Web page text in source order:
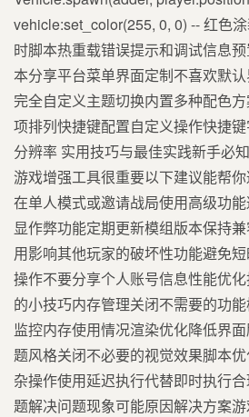
vehicle:set_color(255, 0, 0) -- 红色
时脚本热重载错误提示和调试信息
本分享平台菜单界面定制不喜欢默
完全自定义主题切换内置多种配色
项排列快捷键配置自定义操作快捷
分辨率 实用技巧与最佳实践新手必
游戏增强工具很重要以下建议能帮
在单人模式或邀请战局使用高级功
显作弊功能定期更新模组版本保持
用影响其他玩家的破坏性功能避免
操作不要分享个人账号信息性能优
的小技巧内存管理关闭不需要的功
监控内存使用情况渲染优化降低界
题风格关闭不必要的视觉效果脚本
杂操作使用延迟执行代替即时执行
题解决问题现象可能原因解决方案